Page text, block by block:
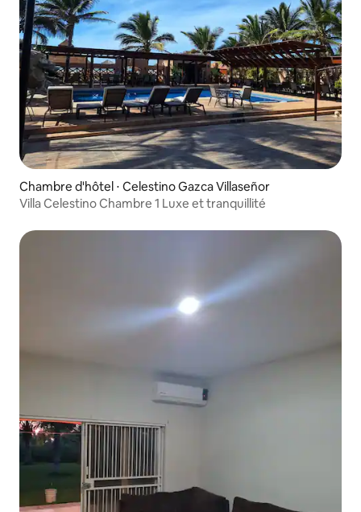
Chambre d'hôtel ⋅ Celestino Gazca Villaseñor
Villa Celestino Chambre 1 Luxe et tranquillité